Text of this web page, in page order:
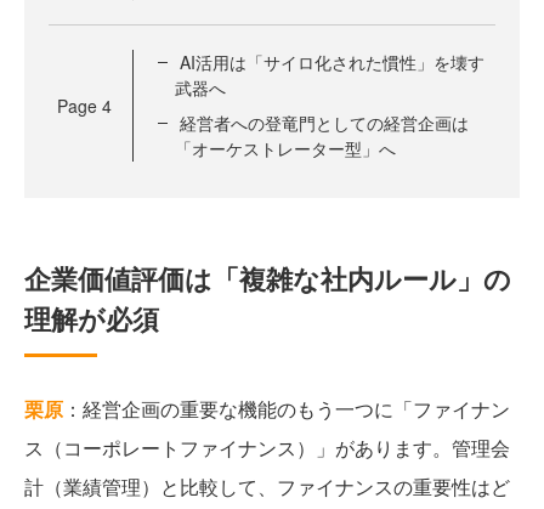
Page 4
AI活用は「サイロ化された慣性」を壊す
武器へ
経営者への登竜門としての経営企画は
「オーケストレーター型」へ
企業価値評価は「複雑な社内ルール」の
理解が必須
栗原 ：経営企画の重要な機能のもう一つに「ファイナン
ス（コーポレートファイナンス）」があります。管理会
計（業績管理）と比較して、ファイナンスの重要性はど